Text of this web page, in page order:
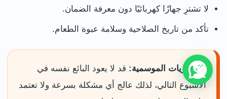
لا تشترِ جهازًا كهربائيًا دون معرفة الضمان.
تأكد من تاريخ الصلاحية وسلامة عبوة الطعام.
المشتريات الموسمية: قد لا يعود البائع نفسه في
الأسبوع التالي، لذلك عالج أي مشكلة بسرعة ولا تعتمد